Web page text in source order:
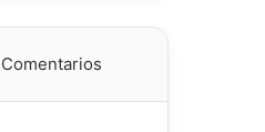
Comentarios